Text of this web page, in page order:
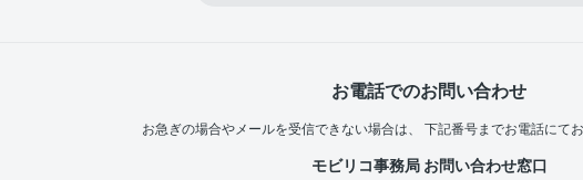
お電話でのお問い合わせ
お急ぎの場合やメールを受信できない場合は、 下記番号までお電話にて
モビリコ事務局 お問い合わせ窓口